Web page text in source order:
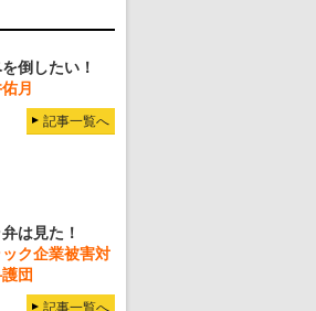
倒したい！
月
記事一覧へ
は見た！
ク企業被害対
団
記事一覧へ